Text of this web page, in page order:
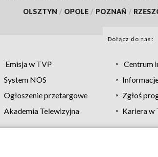
OLSZTYN / OPOLE / POZNAŃ /
Dołącz do nas:
Emisja w TVP Centrum
System NOS
Ogłoszenie przetargowe Zgłoś
Akademia Telewizyjna Kariera w